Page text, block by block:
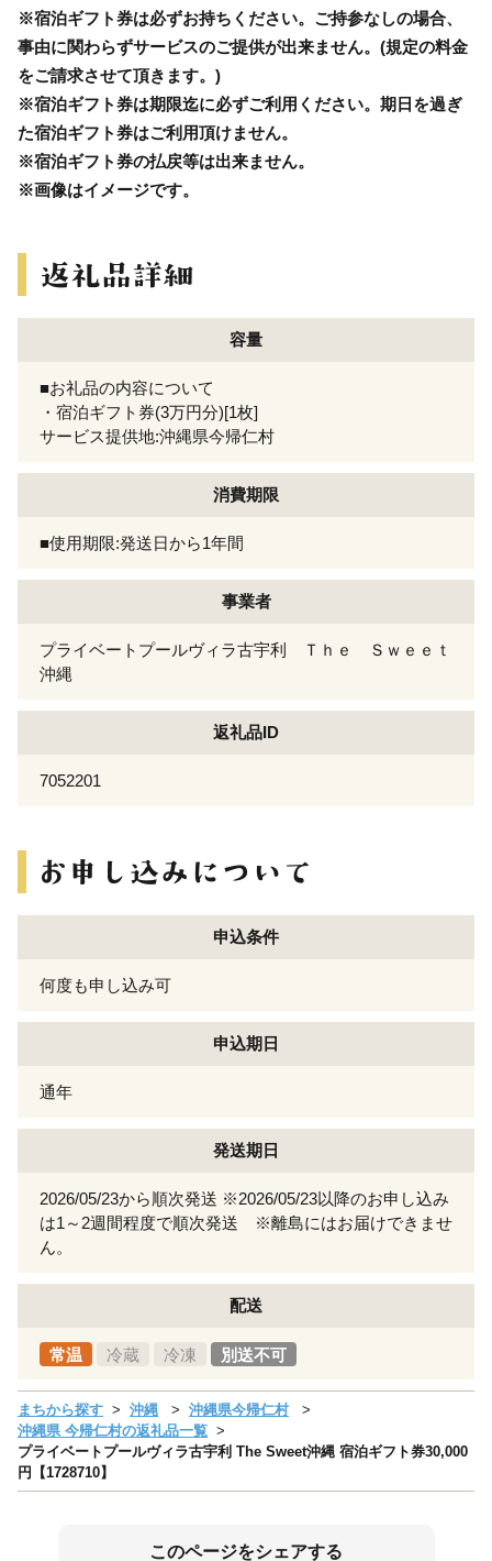
※宿泊ギフト券は必ずお持ちください。ご持参なしの場合、
事由に関わらずサービスのご提供が出来ません。(規定の料金
をご請求させて頂きます。)
※宿泊ギフト券は期限迄に必ずご利用ください。期日を過ぎ
た宿泊ギフト券はご利用頂けません。
※宿泊ギフト券の払戻等は出来ません。
※画像はイメージです。
容量
■お礼品の内容について
・宿泊ギフト券(3万円分)[1枚]
サービス提供地:沖縄県今帰仁村
消費期限
■使用期限:発送日から1年間
事業者
プライベートプールヴィラ古宇利 Ｔｈｅ Ｓｗｅｅｔ
沖縄
返礼品ID
7052201
申込条件
何度も申し込み可
申込期日
通年
発送期日
2026/05/23から順次発送 ※2026/05/23以降のお申し込み
は1～2週間程度で順次発送 ※離島にはお届けできませ
ん。
配送
常温 冷蔵 冷凍 別送不可
まちから探す 沖縄
沖縄県今帰仁村
沖縄県 今帰仁村の返礼品一覧
プライベートプールヴィラ古宇利 The Sweet沖縄 宿泊ギフト券30,000
円【1728710】
このページをシェアする